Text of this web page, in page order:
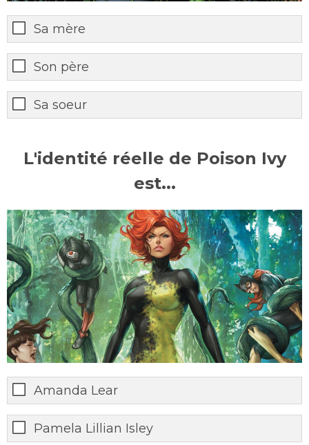
Sa mère
Son père
Sa soeur
L'identité réelle de Poison Ivy
est...
Amanda Lear
Pamela Lillian Isley